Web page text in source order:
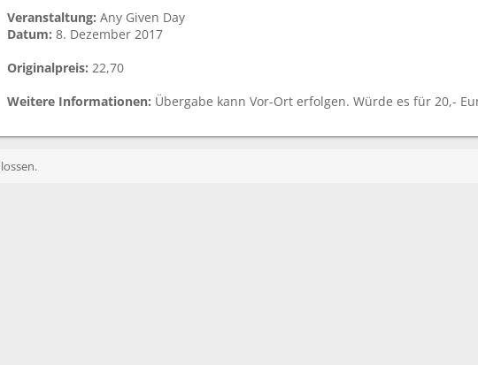
Veranstaltung: Any Given Day
Datum: 8. Dezember 2017
Originalpreis: 22,70
Weitere Informationen: Übergabe kann Vor-Ort erfolgen. Würde es für 20,-